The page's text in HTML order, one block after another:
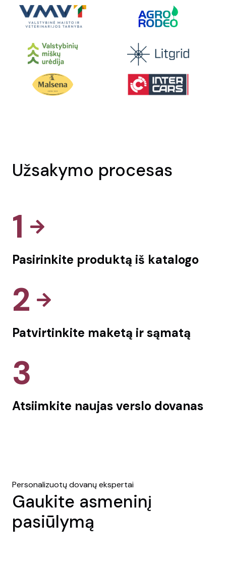
Užsakymo procesas
1
Pasirinkite produktą iš katalogo
2
Patvirtinkite maketą ir sąmatą
3
Atsiimkite naujas verslo dovanas
Personalizuotų dovanų ekspertai
Gaukite asmeninį
pasiūlymą